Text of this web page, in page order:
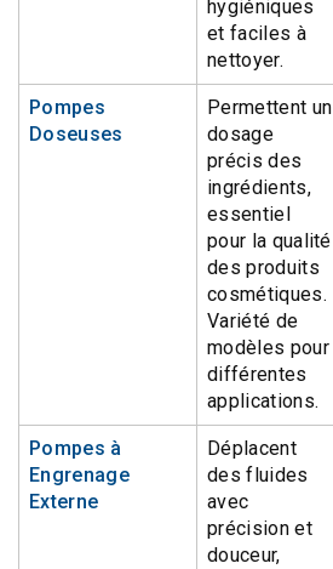
hygiéniques
et faciles à
nettoyer.
Pompes
Doseuses
Permettent un
dosage
précis des
ingrédients,
essentiel
pour la qualité
des produits
cosmétiques.
Variété de
modèles pour
différentes
applications.
Pompes à
Engrenage
Externe
Déplacent
des fluides
avec
précision et
douceur,